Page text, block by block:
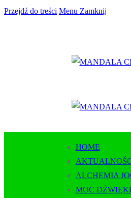
Przejdź do treści Menu Zamknij
HOME
ALCHEMIA
MOC